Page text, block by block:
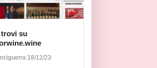
su
18/12/23